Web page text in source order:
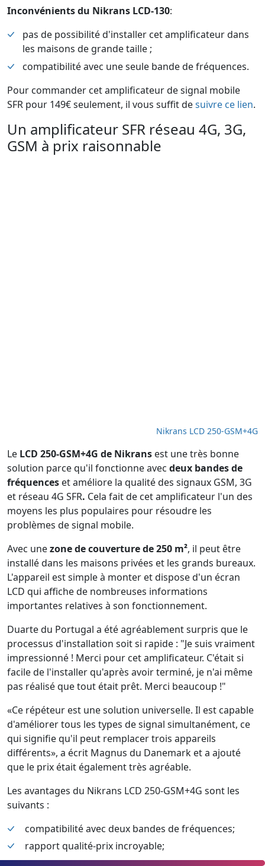
Inconvénients du Nikrans LCD-130:
pas de possibilité d'installer cet amplificateur dans
les maisons de grande taille ;
compatibilité avec une seule bande de fréquences.
Pour commander cet amplificateur de signal mobile
SFR pour 149€ seulement, il vous suffit desuivre ce lien.
Un amplificateur SFR réseau 4G, 3G,
GSM à prix raisonnable
Nikrans LCD 250-GSM+4G
Le LCD 250-GSM+4G de Nikrans est une très bonne
solution parce qu'il fonctionne avec deux bandes de
fréquences et améliore la qualité des signaux GSM, 3G
et réseau 4G SFR. Cela fait de cet amplificateur l'un des
moyens les plus populaires pour résoudre les
problèmes de signal mobile.
Avec unezone de couverture de 250 m², il peut être
installé dans les maisons privées et les grands bureaux.
L'appareil est simple à monter et dispose d'un écran
LCD qui affiche de nombreuses informations
importantes relatives à son fonctionnement.
Duarte du Portugal a été agréablement surpris que le
processus d'installation soit si rapide : "Je suis vraiment
impressionné ! Merci pour cet amplificateur. C'était si
facile de l'installer qu'après avoir terminé, je n'ai même
pas réalisé que tout était prêt. Merci beaucoup !"
«Ce répéteur est une solution universelle. Il est capable
d'améliorer tous les types de signal simultanément, ce
qui signifie qu'il peut remplacer trois appareils
différents», a écrit Magnus du Danemark et a ajouté
que le prix était également très agréable.
Les avantages du Nikrans LCD 250-GSM+4G sont les
suivants :
compatibilité avec deux bandes de fréquences;
rapport qualité-prix incroyable;